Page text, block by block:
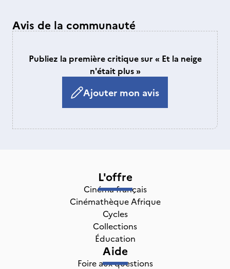
Avis de la communauté
Publiez la première critique sur « Et la neige
n'était plus »
Ajouter mon avis
L'offre
Cinéma français
Cinémathèque Afrique
Cycles
Collections
Éducation
Aide
Foire aux questions